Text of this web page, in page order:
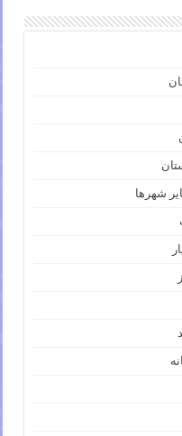
شهرها